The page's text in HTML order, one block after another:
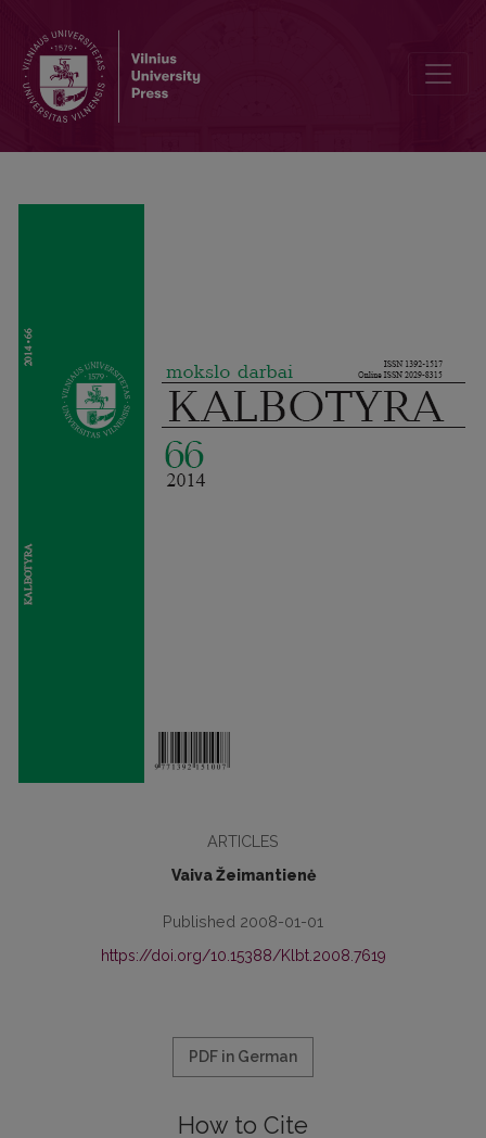
ARTICLES
Vaiva Žeimantienė
Published 2008-01-01
https://doi.org/10.15388/Klbt.2008.7619
PDF in German
How to Cite